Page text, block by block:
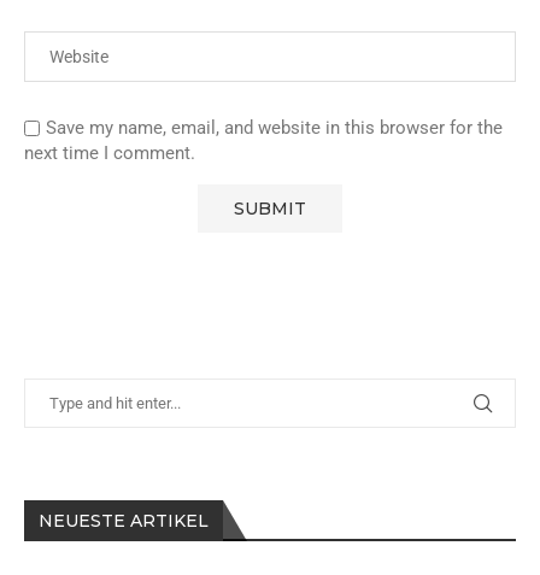
Save my name, email, and website in this browser for the
next time I comment.
NEUESTE ARTIKEL